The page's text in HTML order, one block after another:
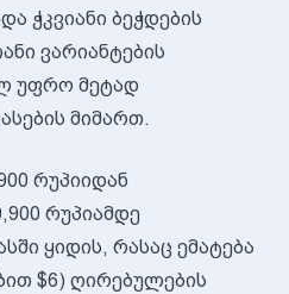
ჭკვიანი ბეჭდების
ვარიანტების
უფრო მეტად
მიმართ.
რუპიიდან
რუპიამდე
ყიდის, რასაც ემატება
$6) ღირებულების